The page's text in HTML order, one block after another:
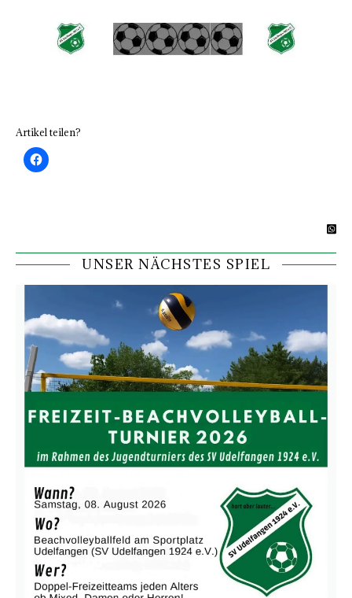
Artikel teilen?
UNSER NÄCHSTES SPIEL